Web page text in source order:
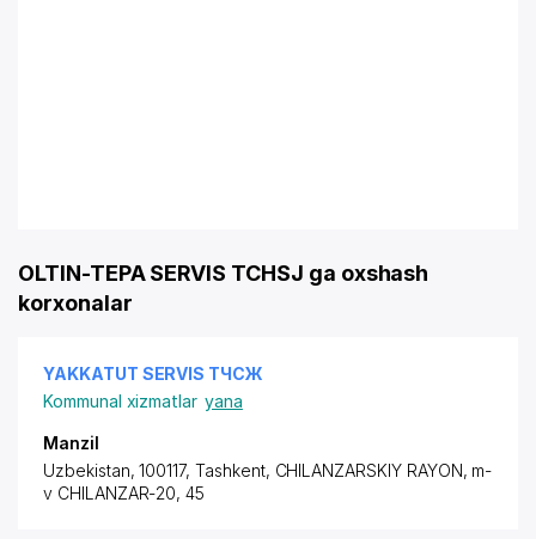
OLTIN-TEPA SERVIS TCHSJ ga oxshash
korxonalar
YAKKATUT SERVIS ТЧСЖ
Kommunal xizmatlar yana
Manzil
Uzbekistan, 100117, Tashkent, CHILANZARSKIY RAYON, m-
v CHILANZAR-20, 45